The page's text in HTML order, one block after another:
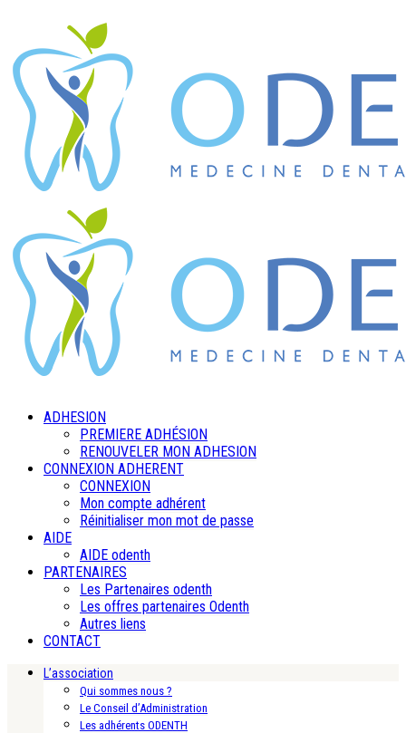
ADHESION
PREMIERE ADHÉSION
RENOUVELER MON ADHESION
CONNEXION ADHERENT
CONNEXION
Mon compte adhérent
Réinitialiser mon mot de passe
AIDE
AIDE odenth
PARTENAIRES
Les Partenaires odenth
Les offres partenaires Odenth
Autres liens
CONTACT
L’association
Qui sommes nous ?
Le Conseil d’Administration
Les adhérents ODENTH